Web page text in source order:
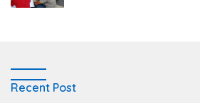
Recent Post